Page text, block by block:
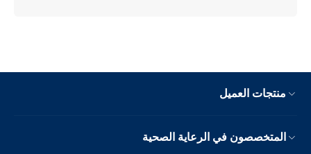
منتجات العميل
المتخصصون في الرعاية الصحية